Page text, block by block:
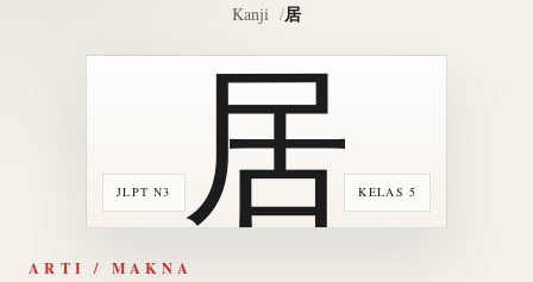
Kanji 居
JLPT N3 KELAS 5
居
ARTI / MAKNA